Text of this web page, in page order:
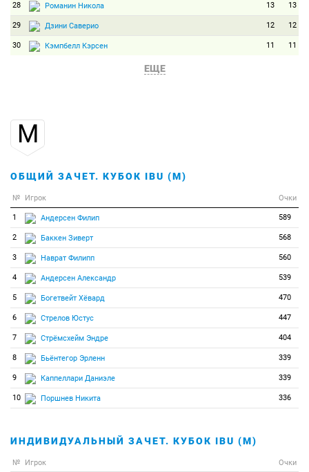
28 Романин Никола 13 13
29 Дзини Саверио 12 12
30 Кэмпбелл Кэрсен 11 11
34
35
38 Поршнев Никита 3 3
39 Макаров Максим 2 2
40 Насыко Денис 1 1
41 Абрахам Людек 0 0
42 Александровас Ромуалдас 0 0
43 Ангелис Апостолос 0 0
44 Андерссон Оскар 0 0
45 Аолайд Мартен 0 0
46 Балога Матей 0 0
47 Балодис Руди 0 0
48 Боржо-Републик Мартен 0 0
50 Браун Люк
51 Бригадир Руслан 0
ЕЩЕ
М
ОБЩИЙ ЗАЧЕТ. КУБОК IBU (М)
№ Игрок Очки
1 Андерсен Филип 589
2 Баккен Зиверт 568
3 Наврат Филипп 560
4 Андерсен Александр 539
5 Богетвейт Хёвард 470
6 Стрелов Юстус 447
7 Стрёмсхейм Эндре 404
8 Бьёнтегор Эрленн 339
9 Каппеллари Даниэле 339
10 Поршнев Никита 336
ИНДИВИДУАЛЬНЫЙ ЗАЧЕТ. КУБОК IBU (М)
№ Игрок Очки